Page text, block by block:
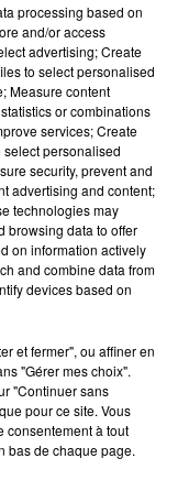
rendez-vous sur
processing based on
and/or access
advertising; Create
to select personalised
Measure content
or combinations
services; Create
personalised
security, prevent and
advertising and content;
technologies may
browsing data to offer
on information actively
and combine data from
devices based on
et fermer", ou affiner en
"Gérer mes choix".
"Continuer sans
pour ce site. Vous
consentement à tout
bas de chaque page.